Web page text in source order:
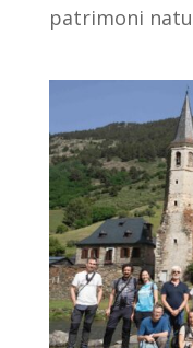
patrimoni